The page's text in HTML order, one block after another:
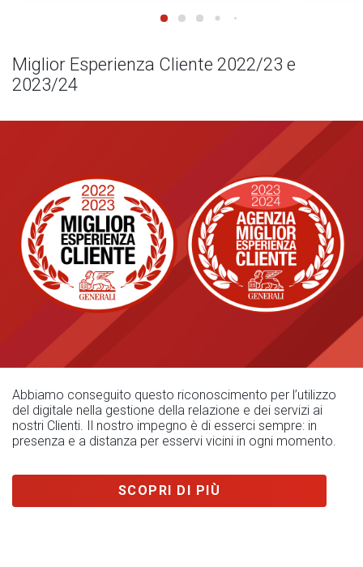
Miglior Esperienza Cliente 2022/23 e
2023/24
Abbiamo conseguito questo riconoscimento per l’utilizzo
del digitale nella gestione della relazione e dei servizi ai
nostri Clienti. Il nostro impegno è di esserci sempre: in
presenza e a distanza per esservi vicini in ogni momento.
SCOPRI DI PIÙ